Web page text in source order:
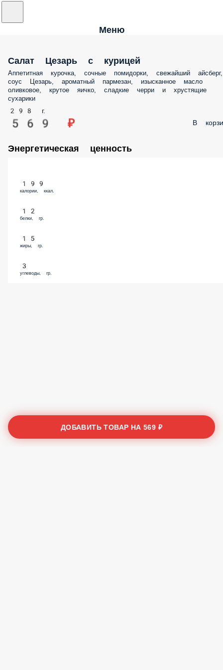
Меню
Салат Цезарь с курицей
Аппетитная курочка, сочные помидорки, свежайший айсберг,
соус Цезарь, ароматный пармезан, изысканное масло
оливковое, крутое яичко, сладкие черри и хрустящие
сухарики
298 г.
569 ₽ В
Энергетическая ценность
199
калории, ккал.
12
белки, гр.
15
жиры, гр.
3
углеводы, гр.
ДОБАВИТЬ ТОВАР НА569 ₽